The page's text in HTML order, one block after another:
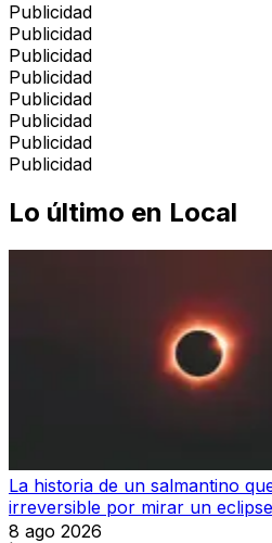
Publicidad
Publicidad
Publicidad
Publicidad
Publicidad
Publicidad
Publicidad
Publicidad
Lo último en Local
La historia de un salmantino
irreversible por mirar un eclipse
8 ago 2026